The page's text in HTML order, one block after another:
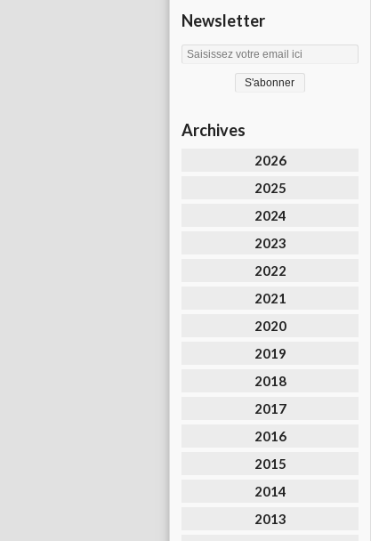
Newsletter
Archives
2026
2025
2024
2023
2022
2021
2020
2019
2018
2017
2016
2015
2014
2013